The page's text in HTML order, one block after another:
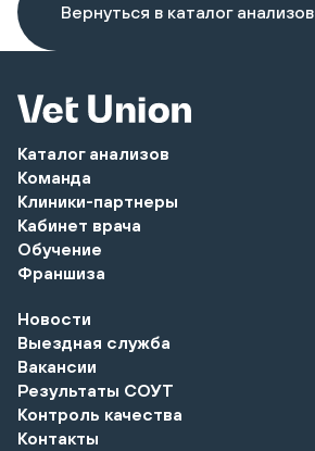
Вернуться в каталог анализов
Каталог анализов
Команда
Клиники-партнеры
Кабинет врача
Обучение
Франшиза
Новости
Выездная служба
Вакансии
Результаты СОУТ
Контроль качества
Контакты